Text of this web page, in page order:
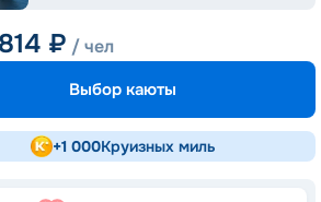
₽ / чел
Выбор каюты
+1 000Круизных миль